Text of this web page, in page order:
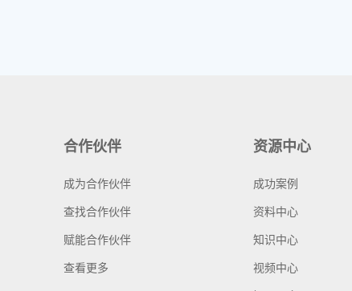
合作伙伴
成为合作伙伴
查找合作伙伴
赋能合作伙伴
查看更多
资源中心
成功案例
资料中心
知识中心
视频中心